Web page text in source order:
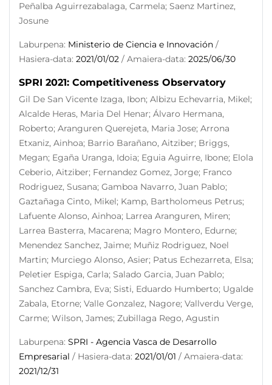
Peñalba Aguirrezabalaga, Carmela; Saenz Martinez,
Josune
Laburpena: Ministerio de Ciencia e Innovación /
Hasiera-data: 2021/01/02 / Amaiera-data: 2025/06/30
SPRI 2021: Competitiveness Observatory
Gil De San Vicente Izaga, Ibon; Albizu Echevarria, Mikel;
Alcalde Heras, Maria Del Henar; Álvaro Hermana,
Roberto; Aranguren Querejeta, Maria Jose; Arrona
Etxaniz, Ainhoa; Barrio Barañano, Aitziber; Briggs,
Megan; Egaña Uranga, Idoia; Eguia Aguirre, Ibone; Elola
Ceberio, Aitziber; Fernandez Gomez, Jorge; Franco
Rodriguez, Susana; Gamboa Navarro, Juan Pablo;
Gaztañaga Cinto, Mikel; Kamp, Bartholomeus Petrus;
Lafuente Alonso, Ainhoa; Larrea Aranguren, Miren;
Larrea Basterra, Macarena; Magro Montero, Edurne;
Menendez Sanchez, Jaime; Muñiz Rodriguez, Noel
Martin; Murciego Alonso, Asier; Patus Echezarreta, Elsa;
Peletier Espiga, Carla; Salado Garcia, Juan Pablo;
Sanchez Cambra, Eva; Sisti, Eduardo Humberto; Ugalde
Zabala, Etorne; Valle Gonzalez, Nagore; Vallverdu Verge,
Carme; Wilson, James; Zubillaga Rego, Agustin
Laburpena: SPRI - Agencia Vasca de Desarrollo
Empresarial / Hasiera-data: 2021/01/01 / Amaiera-data:
2021/12/31